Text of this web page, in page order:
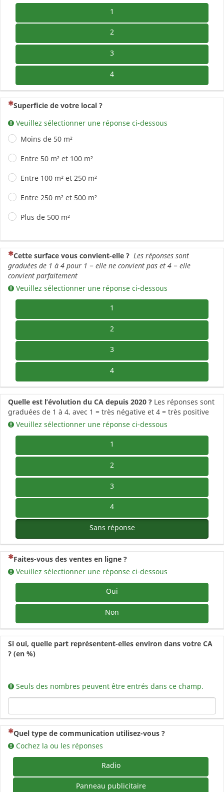
1
2
3
4
(Cette question est obligatoire)
Superficie de votre local ?
Veuillez sélectionner une réponse ci-dessous
Moins de 50 m²
Entre 50 m² et 100 m²
Entre 100 m² et 250 m²
Entre 250 m² et 500 m²
Plus de 500 m²
(Cette question est obligatoire)
Cette surface vous convient-elle ? Les réponses sont
graduées de 1 à 4 pour 1 = elle ne convient pas et 4 = elle
convient parfaitement
Veuillez sélectionner une réponse ci-dessous
1
2
3
4
Quelle est l’évolution du CA depuis 2020 ? Les réponses sont
graduées de 1 à 4, avec 1 = très négative et 4 = très positive
Veuillez sélectionner une réponse ci-dessous
1
2
3
4
Sans réponse
(Cette question est obligatoire)
Faites-vous des ventes en ligne ?
Veuillez sélectionner une réponse ci-dessous
Oui
Non
Si oui, quelle part représentent-elles environ dans votre CA
? (en %)
Seuls des nombres peuvent être entrés dans ce champ.
(Cette question est obligatoire)
Quel type de communication utilisez-vous ?
Cochez la ou les réponses
Radio
Panneau publicitaire